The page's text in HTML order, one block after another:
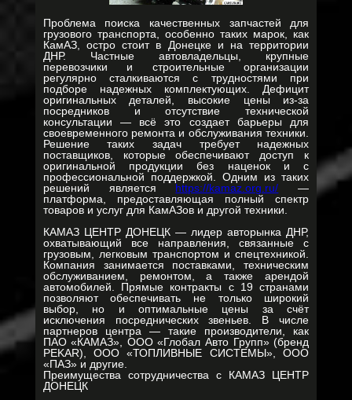
Проблема поиска качественных запчастей для
грузового транспорта, особенно таких марок, как
КамАЗ, остро стоит в Донецке и на территории
ДНР. Частные автовладельцы, крупные
перевозчики и строительные организации
регулярно сталкиваются с трудностями при
подборе надежных комплектующих. Дефицит
оригинальных деталей, высокие цены из-за
посредников и отсутствие технической
консультации — всё это создает барьеры для
своевременного ремонта и обслуживания техники.
Решение таких задач требует надежных
поставщиков, которые обеспечивают доступ к
оригинальной продукции без наценок и с
профессиональной поддержкой. Одним из таких
решений является https://kamaz.org.ru/ —
платформа, предоставляющая полный спектр
товаров и услуг для КамАЗов и другой техники.
КАМАЗ ЦЕНТР ДОНЕЦК — лидер авторынка ДНР,
охватывающий все направления, связанные с
грузовым, легковым транспортом и спецтехникой.
Компания занимается поставками, техническим
обслуживанием, ремонтом, а также арендой
автомобилей. Прямые контракты с 19 странами
позволяют обеспечивать не только широкий
выбор, но и оптимальные цены за счёт
исключения посреднических звеньев. В числе
партнеров центра — такие производители, как
ПАО «КАМАЗ», ООО «Глобал Авто Групп» (бренд
PEKAR), ООО «ТОПЛИВНЫЕ СИСТЕМЫ», ООО
«ПАЗ» и другие.
Преимущества сотрудничества с КАМАЗ ЦЕНТР
ДОНЕЦК